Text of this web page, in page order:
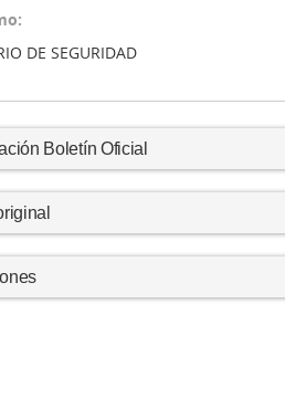
DE SEGURIDAD
Boletín Oficial